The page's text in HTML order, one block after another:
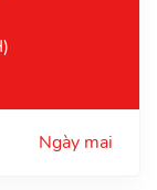
Ngày mai